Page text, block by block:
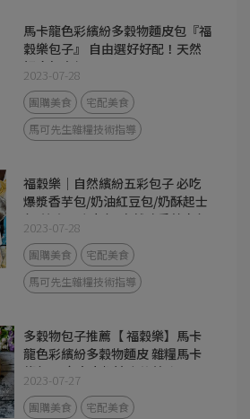
馬卡龍色彩繽紛多穀物麵皮包『福
穀樂包子』 自由選好好配！天然
好吃超方便。
2023-07-28
團購美食
宅配美食
馬可先生雜糧技術指導
福穀樂｜自然繽紛五彩包子 必吃
爆漿香芋包/奶油紅豆包/奶酥起士
包/熔岩巧克力包/自然豬香蔥肉包/
麻辣紅麴聰肉包 鹹甜皆有 馬卡龍
色彩繽紛多穀物麵皮 健康無負擔
冷凍宅配服務
2023-07-28
團購美食
宅配美食
馬可先生雜糧技術指導
多穀物包子推薦【 福穀樂】馬卡
龍色彩繽紛多穀物麵皮 雜糧馬卡
龍包 全家大小都適合的美味
2023-07-27
團購美食 宅配美食